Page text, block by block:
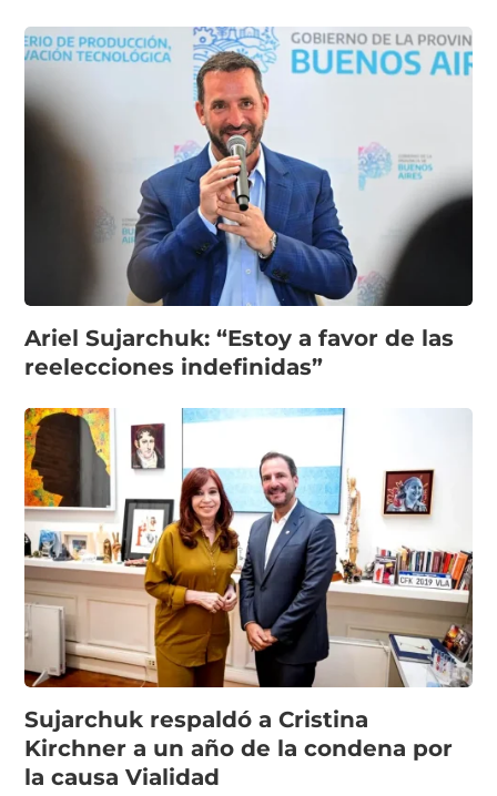
Ariel Sujarchuk: “Estoy a favor de las
reelecciones indefinidas”
Sujarchuk respaldó a Cristina
Kirchner a un año de la condena por
la causa Vialidad